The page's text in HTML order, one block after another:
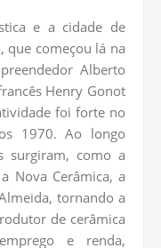
e a cidade de
que começou lá na
Alberto
Henry Gonot
foi forte no
1970. Ao longo
surgiram, como a
Nova Cerâmica, a
tornando a
de cerâmica
e renda,